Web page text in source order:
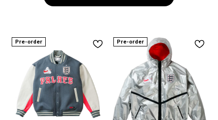
Pre-order Pre-order